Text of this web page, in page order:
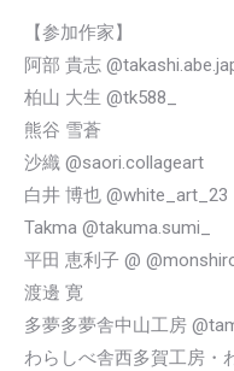
【参加作家】
阿部 貴志
柏山 大生 @tk588_
熊谷 雪蒼
沙織 @saori.collageart
白井 博也 @white_art_23
Takma @takuma.sumi_
平田 恵利子 @
渡邊 寛
多夢多夢舎中山工房
わらしべ舎西多賀工房・